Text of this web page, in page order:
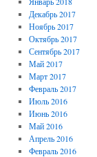
Декабрь 2017
Ноябрь 2017
Октябрь 2017
Сентябрь 2017
Май 2017
Март 2017
Февраль 2017
Июль 2016
Июнь 2016
Май 2016
Апрель 2016
Февраль 2016